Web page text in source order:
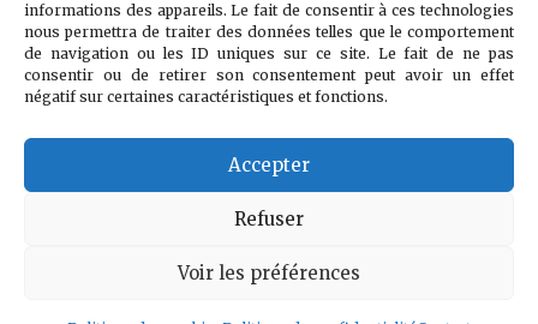
informations des appareils. Le fait de consentir à ces technologies
nous permettra de traiter des données telles que le comportement
de navigation ou les ID uniques sur ce site. Le fait de ne pas
consentir ou de retirer son consentement peut avoir un effet
négatif sur certaines caractéristiques et fonctions.
Accepter
Refuser
Voir les préférences
Mangas / BD TV Goodies Kids
Wargames
info@geekandchill.com